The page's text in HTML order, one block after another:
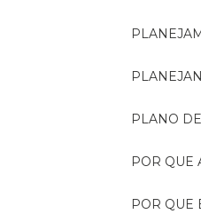
PLANO
POR
POR